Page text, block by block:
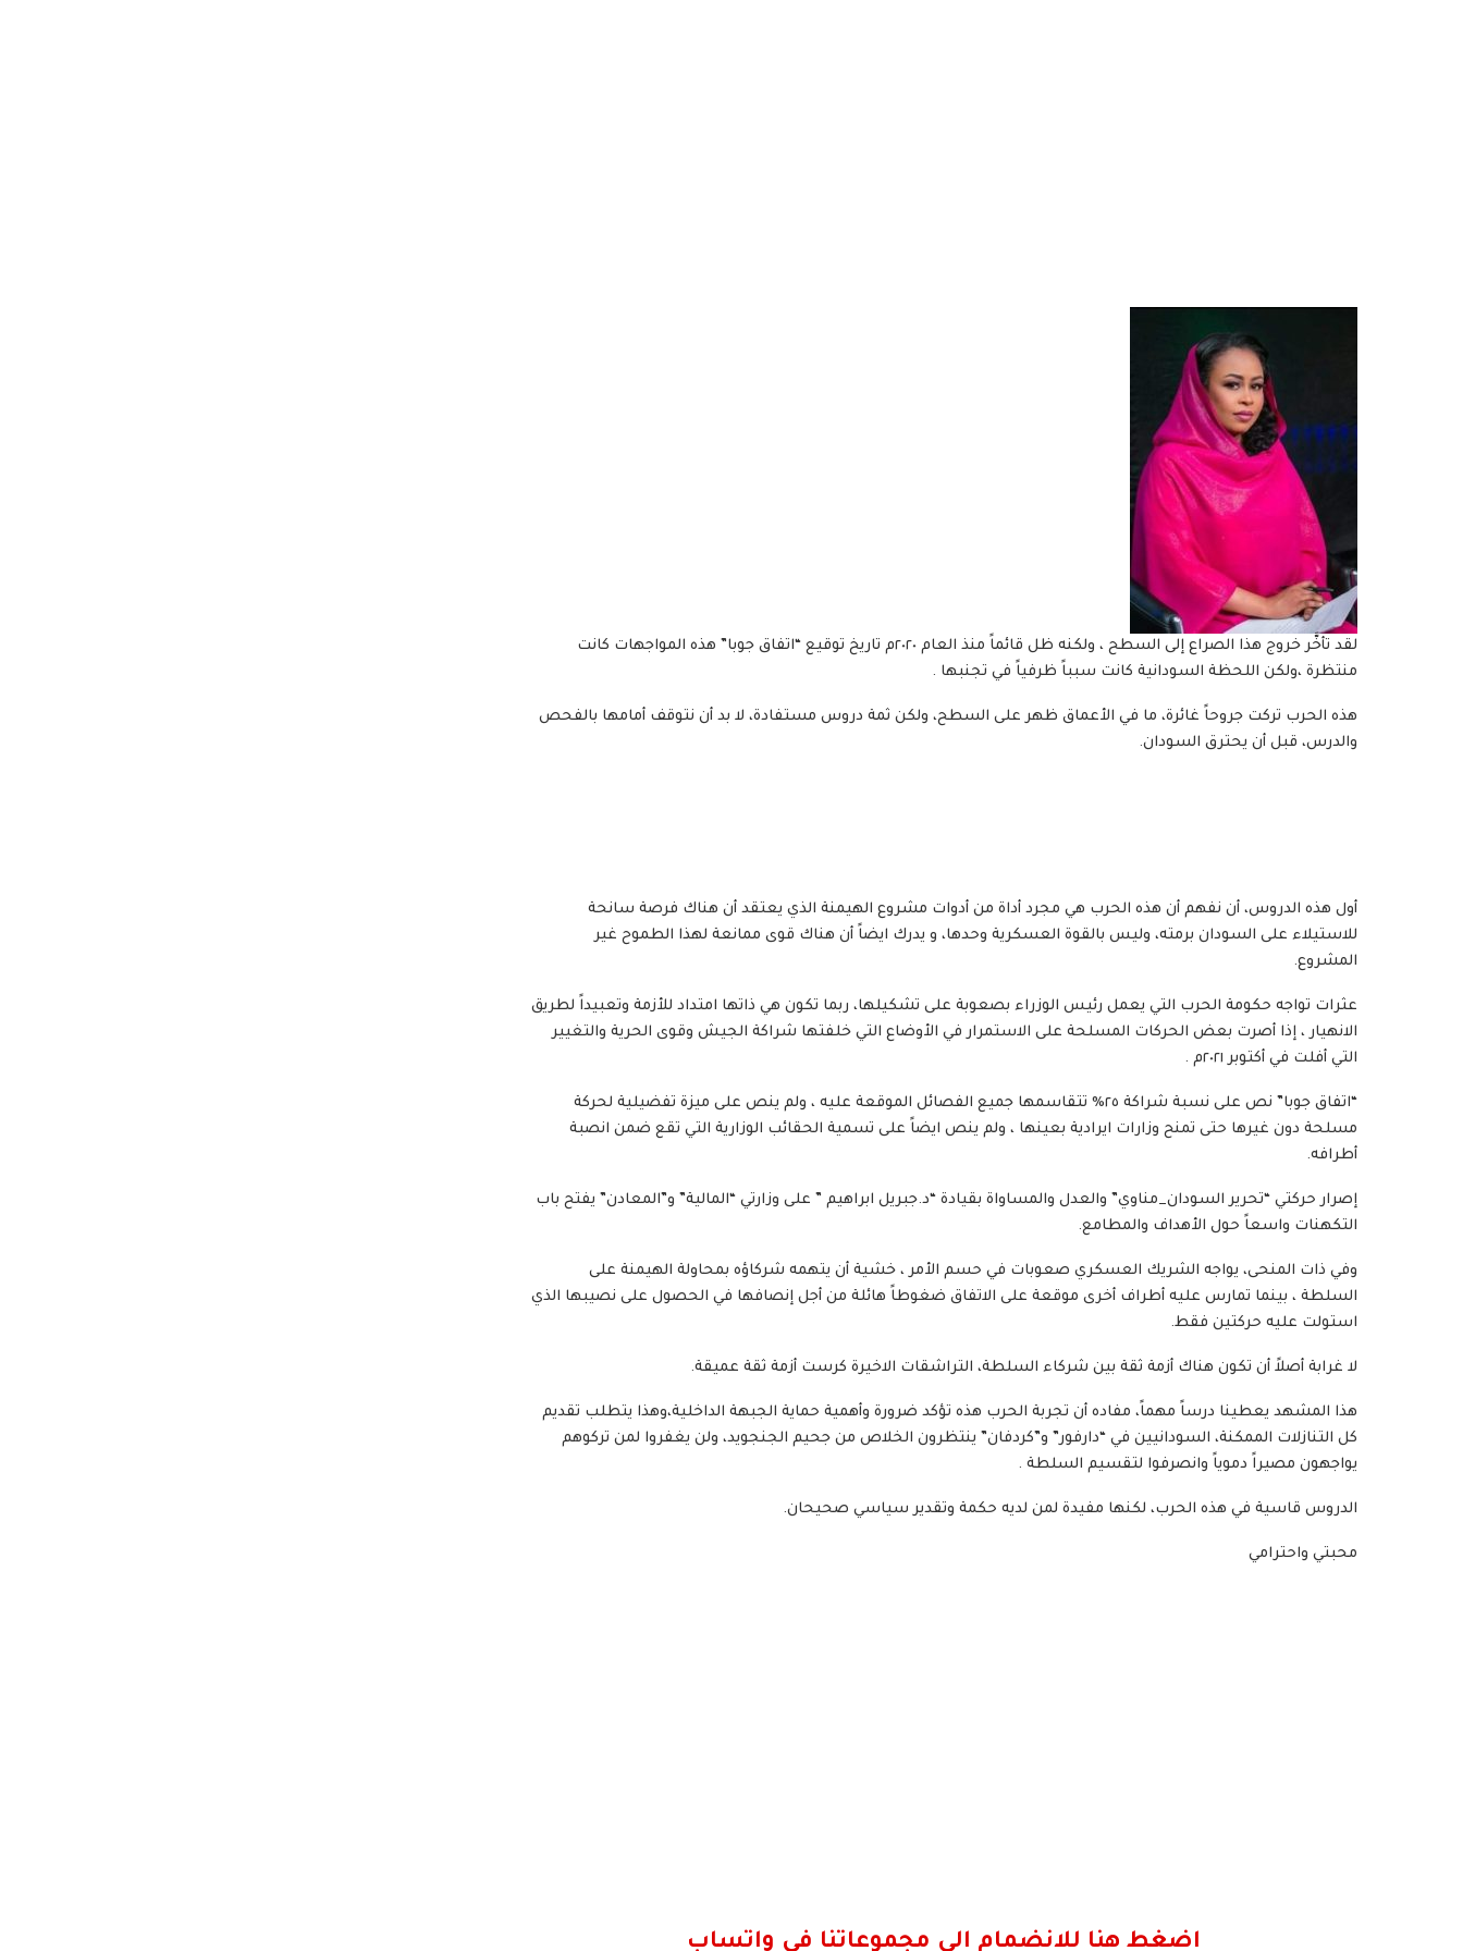
لقد تأخَّر خروج هذا الصراع إلى السطح ، ولكنه ظل قائماً منذ العام ٢٠٢٠م تاريخ توقيع “اتفاق جوبا” هذه المواجهات كانت
منتظرة ،ولكن اللحظة السودانية كانت سبباً ظرفياً في تجنبها .
هذه الحرب تركت جروحاً غائرة، ما في الأعماق ظهر على السطح، ولكن ثمة دروس مستفادة، لا بد أن نتوقف أمامها بالفحص
والدرس، قبل أن يحترق السودان.
أول هذه الدروس، أن نفهم أن هذه الحرب هي مجرد أداة من أدوات مشروع الهيمنة الذي يعتقد أن هناك فرصة سانحة
للاستيلاء على السودان برمته، وليس بالقوة العسكرية وحدها، و يدرك ايضاً أن هناك قوى ممانعة لهذا الطموح غير
المشروع.
عثرات تواجه حكومة الحرب التي يعمل رئيس الوزراء بصعوبة على تشكيلها، ربما تكون هي ذاتها امتداد للأزمة وتعبيداً لطريق
الانهيار ، إذا أصرت بعض الحركات المسلحة على الاستمرار في الأوضاع التي خلفتها شراكة الجيش وقوى الحرية والتغيير
التي أفلت في أكتوبر ٢٠٢١م .
“اتفاق جوبا” نص على نسبة شراكة ٢٥% تتقاسمها جميع الفصائل الموقعة عليه ، ولم ينص على ميزة تفضيلية لحركة
مسلحة دون غيرها حتى تمنح وزارات ايرادية بعينها ، ولم ينص ايضاً على تسمية الحقائب الوزارية التي تقع ضمن انصبة
أطرافه.
إصرار حركتي “تحرير السودان_مناوي” والعدل والمساواة بقيادة “د.جبريل ابراهيم ” على وزارتي “المالية” و”المعادن” يفتح باب
التكهنات واسعاً حول الأهداف والمطامع.
وفي ذات المنحى، يواجه الشريك العسكري صعوبات في حسم الأمر ، خشية أن يتهمه شركاؤه بمحاولة الهيمنة على
السلطة ، بينما تمارس عليه أطراف أخرى موقعة على الاتفاق ضغوطاً هائلة من أجل إنصافها في الحصول على نصيبها الذي
استولت عليه حركتين فقط.
لا غرابة أصلاً أن تكون هناك أزمة ثقة بين شركاء السلطة، التراشقات الاخيرة كرست أزمة ثقة عميقة.
هذا المشهد يعطينا درساً مهماً، مفاده أن تجربة الحرب هذه تؤكد ضرورة وأهمية حماية الجبهة الداخلية،وهذا يتطلب تقديم
كل التنازلات الممكنة، السودانيين في “دارفور” و”كردفان” ينتظرون الخلاص من جحيم الجنجويد، ولن يغفروا لمن تركوهم
يواجهون مصيراً دموياً وانصرفوا لتقسيم السلطة .
الدروس قاسية في هذه الحرب، لكنها مفيدة لمن لديه حكمة وتقدير سياسي صحيحان.
محبتي واحترامي
اضغط هنا للانضمام الى مجموعاتنا في واتساب